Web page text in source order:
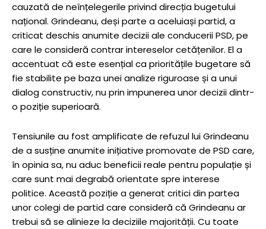
cauzată de neînțelegerile privind direcția bugetului
național. Grindeanu, deși parte a aceluiași partid, a
criticat deschis anumite decizii ale conducerii PSD, pe
care le consideră contrar intereselor cetățenilor. El a
accentuat că este esențial ca prioritățile bugetare să
fie stabilite pe baza unei analize riguroase și a unui
dialog constructiv, nu prin impunerea unor decizii dintr-
o poziție superioară.
Tensiunile au fost amplificate de refuzul lui Grindeanu
de a susține anumite inițiative promovate de PSD care,
în opinia sa, nu aduc beneficii reale pentru populație și
care sunt mai degrabă orientate spre interese
politice. Această poziție a generat critici din partea
unor colegi de partid care consideră că Grindeanu ar
trebui să se alinieze la deciziile majorității. Cu toate